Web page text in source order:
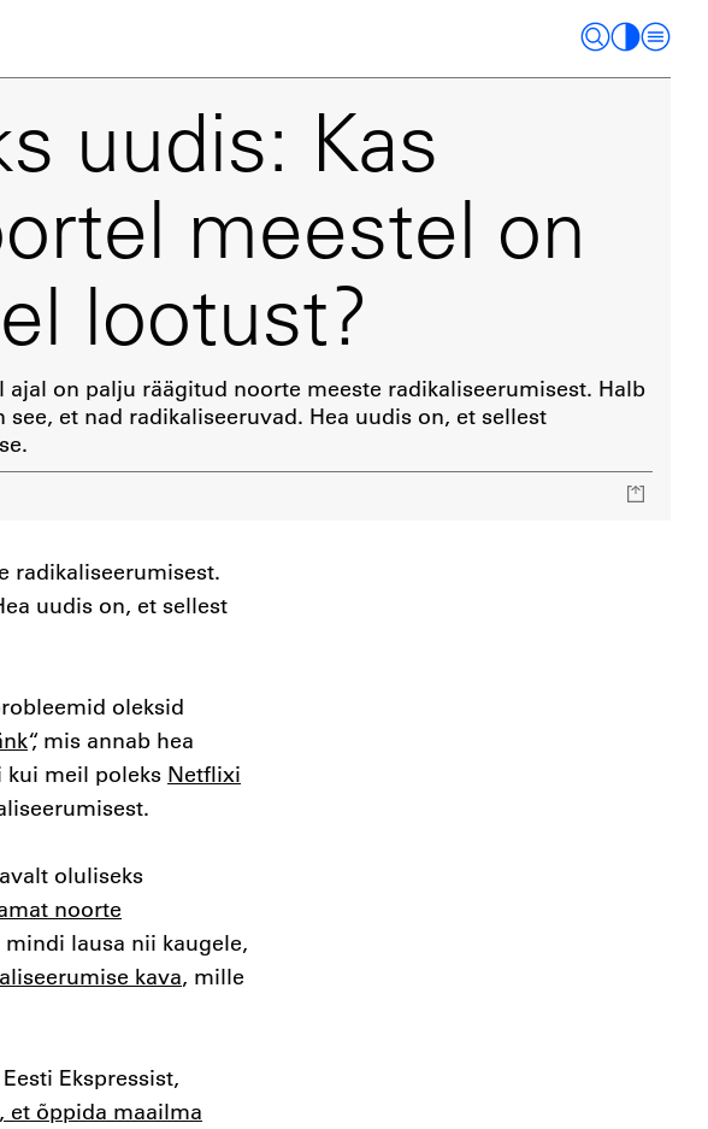
uudis: Kas
meestel on
lootust?
ajal on palju räägitud noorte meeste radikaliseerumisest. Halb
see, et nad radikaliseeruvad. Hea uudis on, et sellest
radikaliseerumisest.
uudis on, et sellest
oleksid
“, mis annab hea
meil poleks Netflixi
oluliseks
noorte
lausa nii kaugele,
kava, mille
Ekspressist,
et õppida maailma